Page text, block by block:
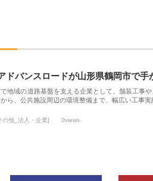
ドバンスロードが山形県鶴岡市で
地域の道路基盤を支える企業として、舗装工事
ら、公共施設周辺の環境整備まで、幅広い工事
の他_法人・企業] 0views